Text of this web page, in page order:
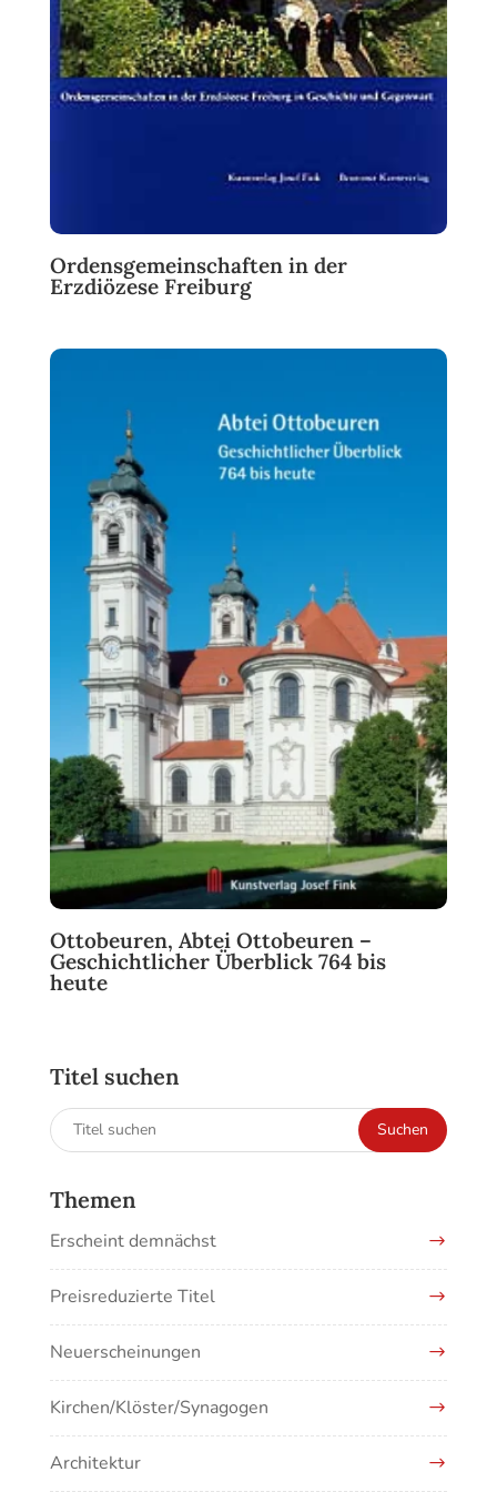
Ordensgemeinschaften in der
Erzdiözese Freiburg
Ottobeuren, Abtei Ottobeuren –
Geschichtlicher Überblick 764 bis
heute
Titel suchen
Suchen
nach:
Suchen
Themen
Erscheint demnächst
Preisreduzierte Titel
Neuerscheinungen
Kirchen/Klöster/Synagogen
Architektur